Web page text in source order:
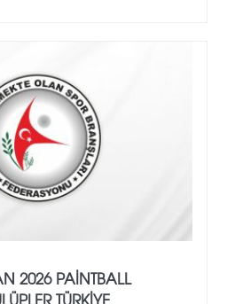
2026 PAİNTBALL
TÜRKİYE